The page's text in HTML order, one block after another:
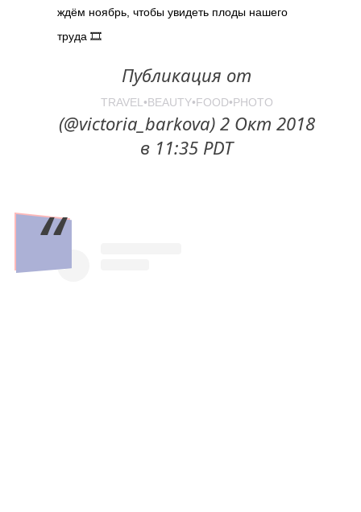
ждём ноябрь, чтобы увидеть плоды нашего
труда 🎞
Публикация от
TRAVEL•BEAUTY•FOOD•PHOTO
(@victoria_barkova) 2 Окт 2018
в 11:35 PDT